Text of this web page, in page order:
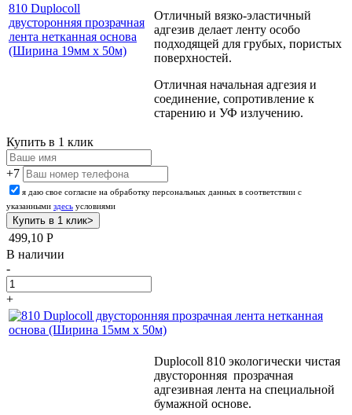
810 Duplocoll
двусторонняя прозрачная
лента нетканная основа
(Ширина 19мм х 50м)
Отличный вязко-эластичный
адгезив делает ленту особо
подходящей для грубых, пористых
поверхностей.
Отличная начальная адгезия и
соединение, сопротивление к
старению и УФ излучению.
Купить в 1 клик
+7
я даю свое согласие на обработку персональных данных в соответствии с
указанными здесь условиями
499,10 Р
В наличии
-
+
Duplocoll 810 экологически чистая
двусторонняя прозрачная
адгезивная лента на специальной
бумажной основе.